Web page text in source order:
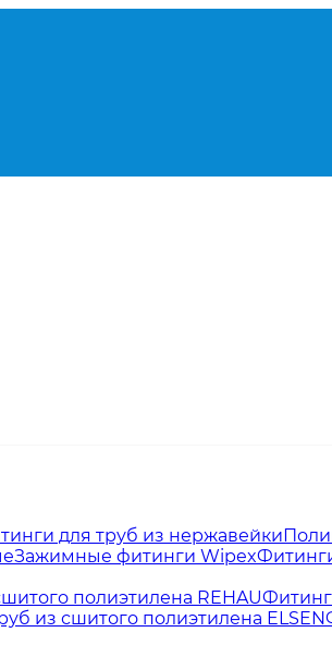
для труб из нержавейки
Зажимные фитинги Wipex
полиэтилена REHAU
из сшитого полиэтилена ELSEN